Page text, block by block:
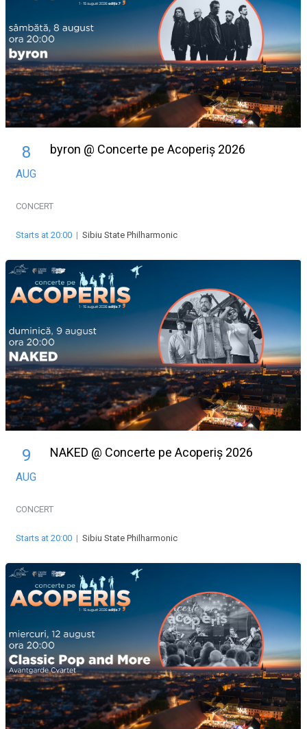
8
AUG
byron @ Concerte pe Acoperiș 2026
CONCERT
Starts at 20:00 | Sibiu State Philharmonic
9
AUG
NAKED @ Concerte pe Acoperiș 2026
CONCERT
Starts at 20:00 | Sibiu State Philharmonic